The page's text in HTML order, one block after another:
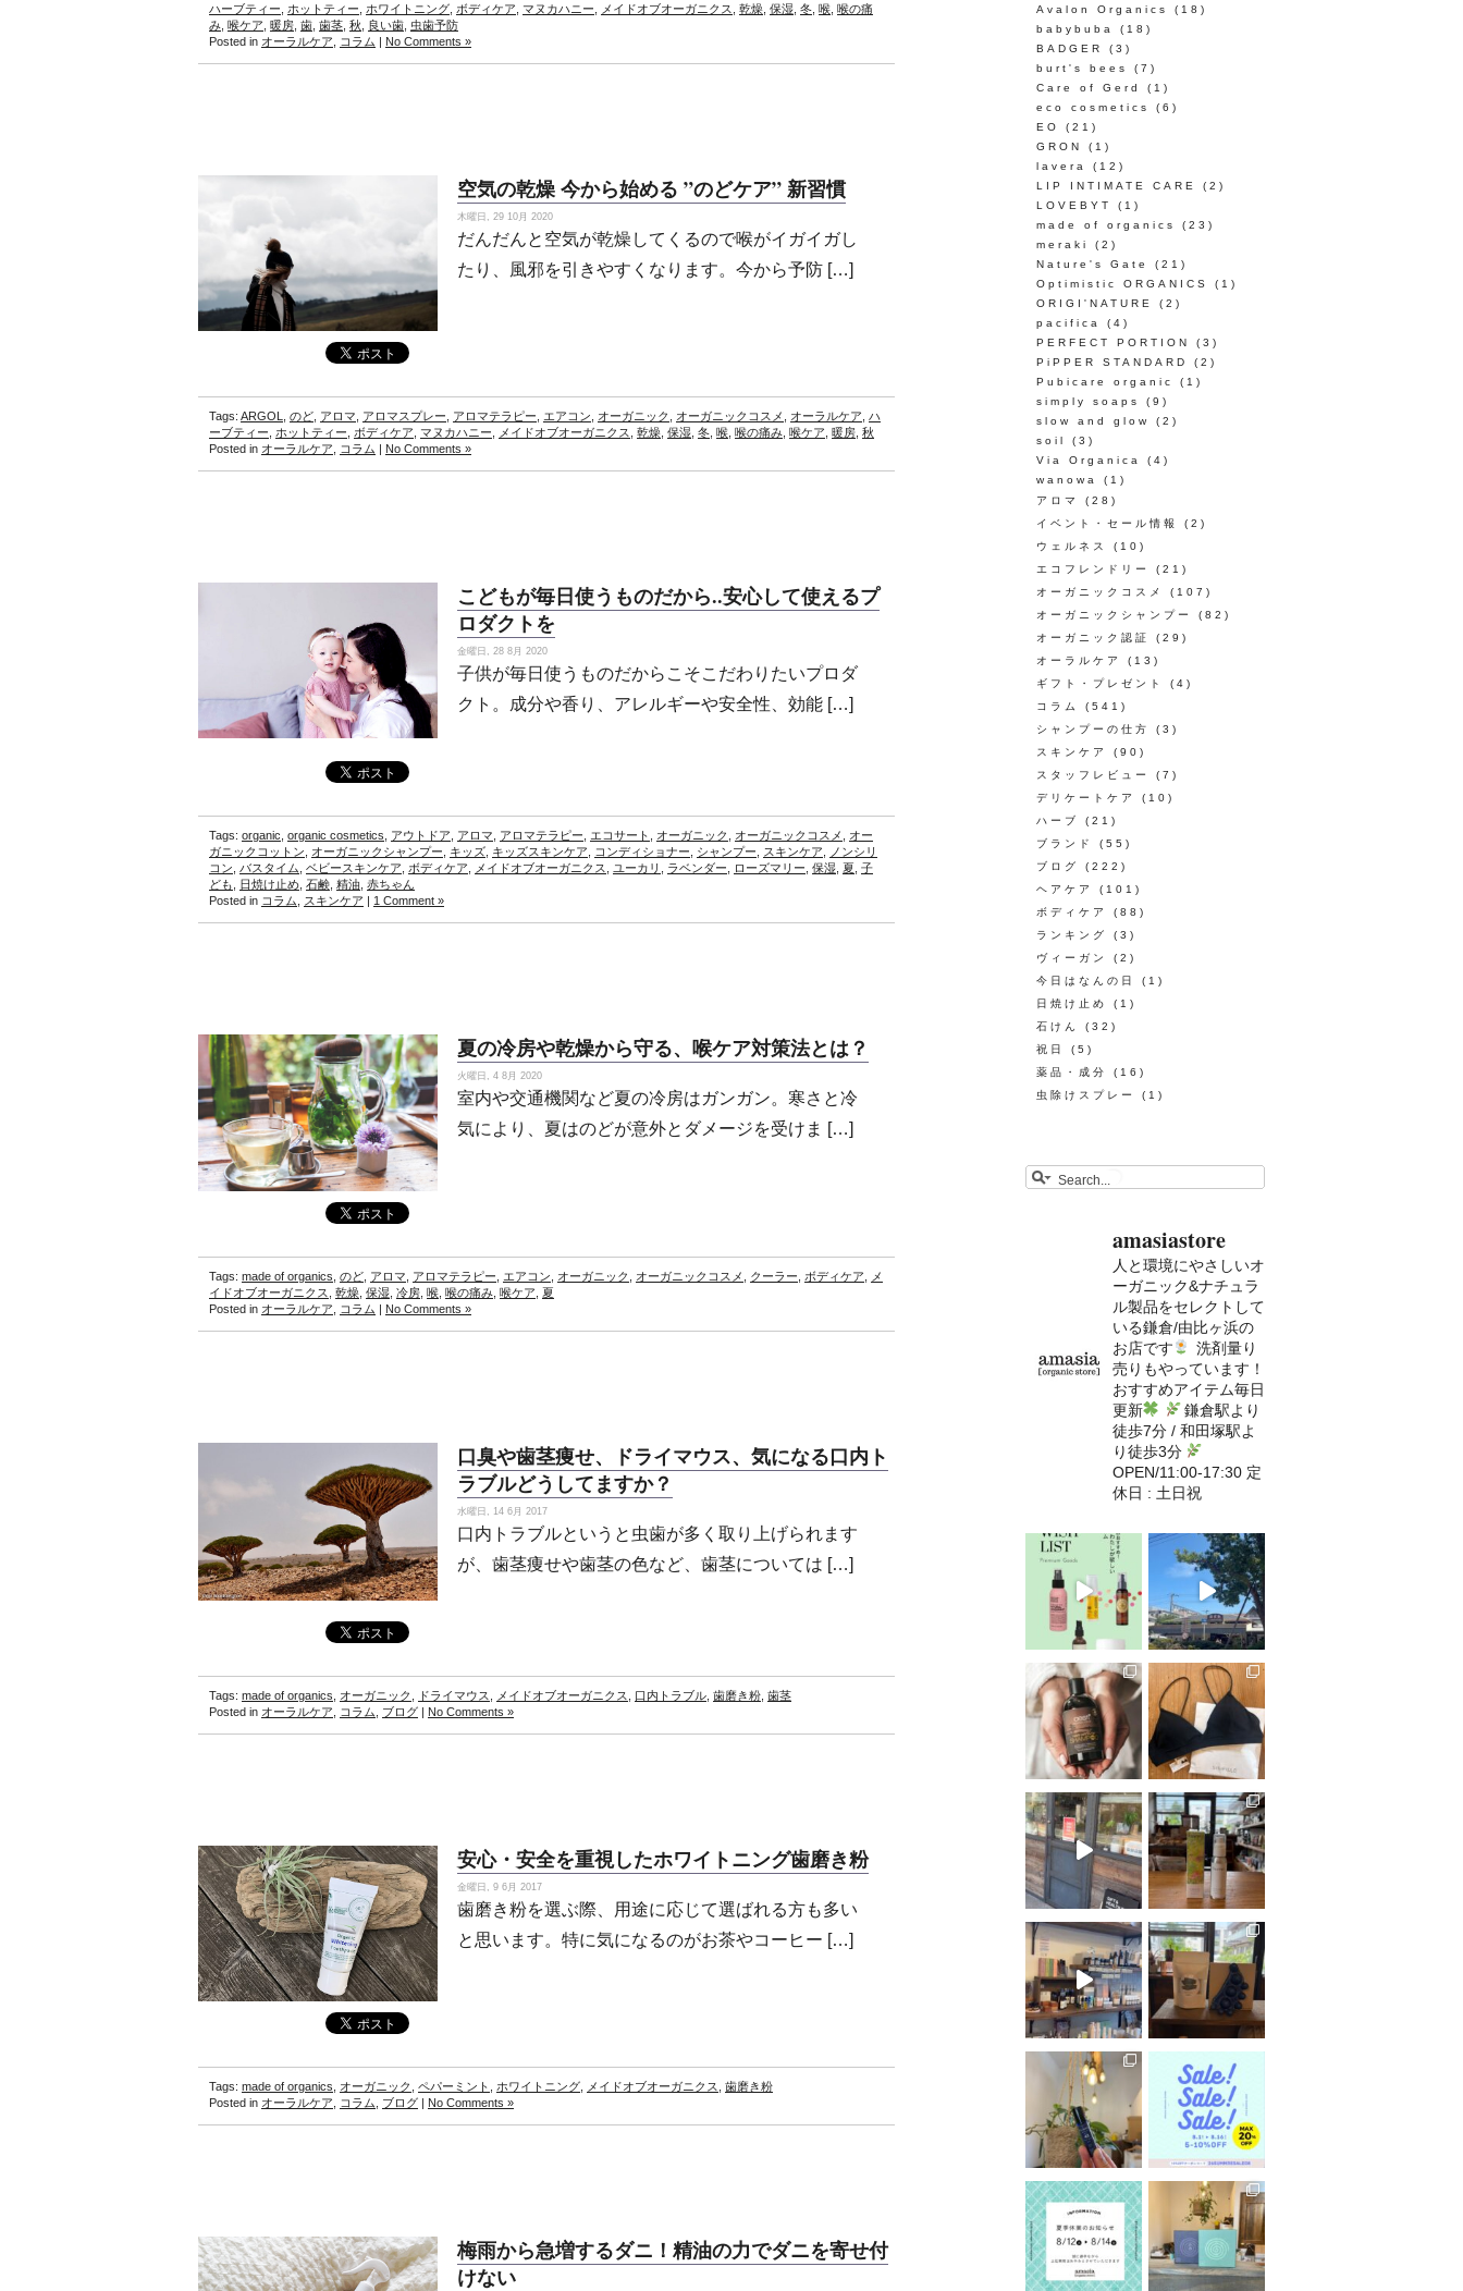
ハーブティー
ホットティー ホワイトニング ボディケア マヌカハニー メイドオブオーガニクス 乾燥 保湿 冬 喉 喉の痛
み 喉ケア 暖房 歯 歯茎 秋 良い歯 虫歯予防
Posted in オーラルケア コラム | No Comments »
空気の乾燥 今から始める ”のどケア” 新習慣
木曜日, 29 10月 2020
だんだんと空気が乾燥してくるので喉がイガイガし
たり、風邪を引きやすくなります。今から予防 […]
Tags: ARGOL のど アロマ アロマスプレー アロマテラピー エアコン オーガニック オーガニックコスメ オーラルケア ハ
ーブティー
ホットティー ボディケア マヌカハニー メイドオブオーガニクス 乾燥 保湿 冬 喉 喉の痛み 喉ケア 暖房 秋
Posted in オーラルケア コラム | No Comments »
こどもが毎日使うものだから..安心して使えるプ
ロダクトを
金曜日, 28 8月 2020
子供が毎日使うものだからこそこだわりたいプロダ
クト。成分や香り、アレルギーや安全性、効能 […]
Tags: organic organic cosmetics アウトドア アロマ アロマテラピー エコサート オーガニック オーガニックコスメ
オー
ガニックコットン
オーガニックシャンプー キッズ キッズスキンケア コンディショナー シャンプー スキンケア
ノンシリ
コン
バスタイム ベビースキンケア ボディケア メイドオブオーガニクス ユーカリ ラベンダー ローズマリー 保湿 夏
子
ども
日焼け止め 石鹸 精油 赤ちゃん
Posted in コラム スキンケア 1 Comment »
夏の冷房や乾燥から守る、喉ケア対策法とは？
火曜日, 4 8月 2020
室内や交通機関など夏の冷房はガンガン。寒さと冷
気により、夏はのどが意外とダメージを受けま […]
Tags: made of organics のど アロマ アロマテラピー エアコン オーガニック オーガニックコスメ クーラー ボディケア
メ
イドオブオーガニクス
乾燥 保湿 冷房 喉 喉の痛み 喉ケア 夏
Posted in オーラルケア コラム | No Comments »
口臭や歯茎痩せ、ドライマウス、気になる口内ト
ラブルどうしてますか？
水曜日, 14 6月 2017
口内トラブルというと虫歯が多く取り上げられます
が、歯茎痩せや歯茎の色など、歯茎については […]
Tags: made of organics オーガニック ドライマウス メイドオブオーガニクス 口内トラブル 歯磨き粉 歯茎
Posted in オーラルケア コラム ブログ | No Comments »
安心・安全を重視したホワイトニング歯磨き粉
金曜日, 9 6月 2017
歯磨き粉を選ぶ際、用途に応じて選ばれる方も多い
と思います。特に気になるのがお茶やコーヒー […]
Tags: made of organics オーガニック ペパーミント ホワイトニング メイドオブオーガニクス
歯磨き粉
Posted in オーラルケア コラム ブログ | No Comments »
梅雨から急増するダニ！精油の力でダニを寄せ付
けない
Avalon Organics
(18)
babybuba
(18)
BADGER
(3)
burt's bees
(7)
Care of Gerd
(1)
eco cosmetics
(6)
EO
(21)
GRON
(1)
lavera
(12)
LIP INTIMATE CARE
(2)
LOVEBYT
(1)
made of organics
(23)
meraki
(2)
Nature's Gate
(21)
Optimistic ORGANICS
(1)
ORIGI'NATURE
(2)
pacifica
(4)
PERFECT PORTION
(3)
PiPPER STANDARD
(2)
Pubicare organic
(1)
simply soaps
(9)
slow and glow
(2)
soil
(3)
Via Organica
(4)
wanowa
(1)
アロマ
(28)
イベント・セール情報
(2)
ウェルネス
(10)
エコフレンドリー
(21)
オーガニックコスメ
(107)
オーガニックシャンプー
(82)
オーガニック認証
(29)
オーラルケア
(13)
ギフト・プレゼント
(4)
コラム
(541)
シャンプーの仕方
(3)
スキンケア
(90)
スタッフレビュー
(7)
デリケートケア
(10)
ハーブ
(21)
ブランド
(55)
ブログ
(222)
ヘアケア
(101)
ボディケア
(88)
ランキング
(3)
ヴィーガン
(2)
今日はなんの日
(1)
日焼け止め
(1)
石けん
(32)
祝日
(5)
薬品・成分
(16)
虫除けスプレー
(1)
amasiastore
人と環境にやさしいオ
ーガニック&ナチュラ
ル製品をセレクトして
いる鎌倉/由比ヶ浜の
お店です
洗剤量り
売りもやっています！
おすすめアイテム毎日
更新
鎌倉駅より
徒歩7分 / 和田塚駅よ
り徒歩3分
OPEN/11:00-17:30 定
休日 : 土日祝